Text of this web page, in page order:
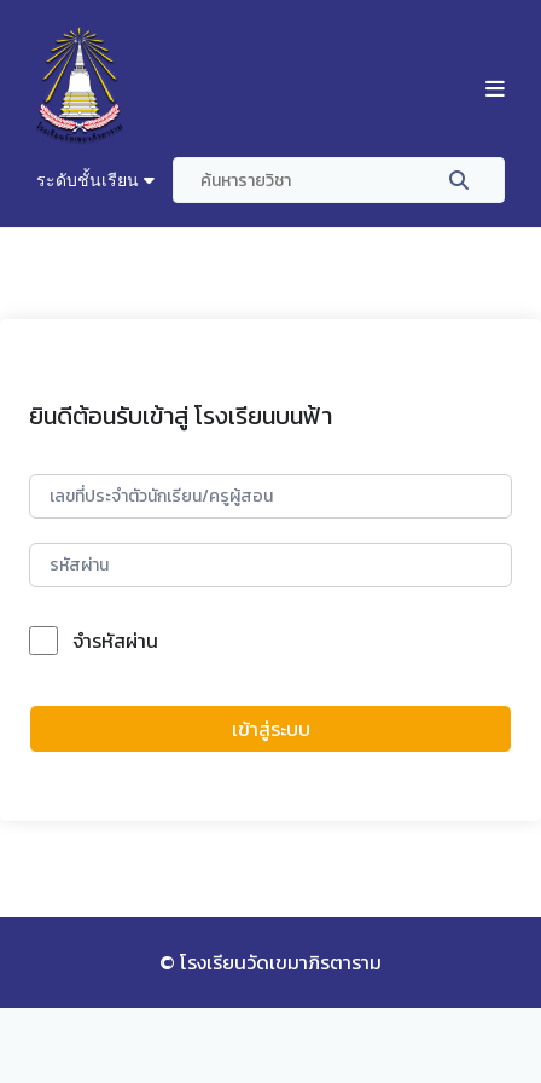
ระดับชั้นเรียน
ยินดีต้อนรับเข้าสู่ โรงเรียนบนฟ้า
จำรหัสผ่าน
เข้าสู่ระบบ
© โรงเรียนวัดเขมาภิรตาราม